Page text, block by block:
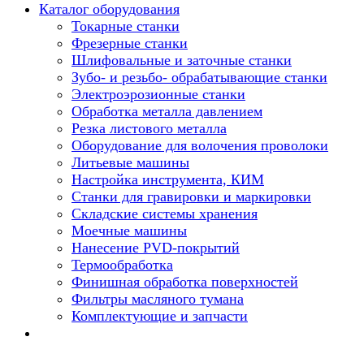
Каталог оборудования
Токарные станки
Фрезерные станки
Шлифовальные и заточные станки
Зубо- и резьбо- обрабатывающие станки
Электроэрозионные станки
Обработка металла давлением
Резка листового металла
Оборудование для волочения проволоки
Литьевые машины
Настройка инструмента, КИМ
Станки для гравировки и маркировки
Складские системы хранения
Моечные машины
Нанесение PVD-покрытий
Термообработка
Финишная обработка поверхностей
Фильтры масляного тумана
Комплектующие и запчасти